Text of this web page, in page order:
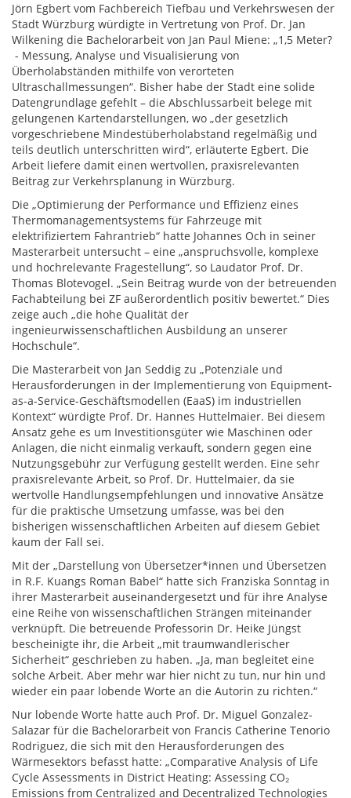
Jörn Egbert vom Fachbereich Tiefbau und Verkehrswesen der
Stadt Würzburg würdigte in Vertretung von Prof. Dr. Jan
Wilkening die Bachelorarbeit von Jan Paul Miene: „1,5 Meter?
- Messung, Analyse und Visualisierung von
Überholabständen mithilfe von verorteten
Ultraschallmessungen“. Bisher habe der Stadt eine solide
Datengrundlage gefehlt – die Abschlussarbeit belege mit
gelungenen Kartendarstellungen, wo „der gesetzlich
vorgeschriebene Mindestüberholabstand regelmäßig und
teils deutlich unterschritten wird“, erläuterte Egbert. Die
Arbeit liefere damit einen wertvollen, praxisrelevanten
Beitrag zur Verkehrsplanung in Würzburg.
Die „Optimierung der Performance und Effizienz eines
Thermomanagementsystems für Fahrzeuge mit
elektrifiziertem Fahrantrieb“ hatte Johannes Och in seiner
Masterarbeit untersucht – eine „anspruchsvolle, komplexe
und hochrelevante Fragestellung“, so Laudator Prof. Dr.
Thomas Blotevogel. „Sein Beitrag wurde von der betreuenden
Fachabteilung bei ZF außerordentlich positiv bewertet.“ Dies
zeige auch „die hohe Qualität der
ingenieurwissenschaftlichen Ausbildung an unserer
Hochschule“.
Die Masterarbeit von Jan Seddig zu „Potenziale und
Herausforderungen in der Implementierung von Equipment-
as-a-Service-Geschäftsmodellen (EaaS) im industriellen
Kontext“ würdigte Prof. Dr. Hannes Huttelmaier. Bei diesem
Ansatz gehe es um Investitionsgüter wie Maschinen oder
Anlagen, die nicht einmalig verkauft, sondern gegen eine
Nutzungsgebühr zur Verfügung gestellt werden. Eine sehr
praxisrelevante Arbeit, so Prof. Dr. Huttelmaier, da sie
wertvolle Handlungsempfehlungen und innovative Ansätze
für die praktische Umsetzung umfasse, was bei den
bisherigen wissenschaftlichen Arbeiten auf diesem Gebiet
kaum der Fall sei.
Mit der „Darstellung von Übersetzer*innen und Übersetzen
in R.F. Kuangs Roman Babel“ hatte sich Franziska Sonntag in
ihrer Masterarbeit auseinandergesetzt und für ihre Analyse
eine Reihe von wissenschaftlichen Strängen miteinander
verknüpft. Die betreuende Professorin Dr. Heike Jüngst
bescheinigte ihr, die Arbeit „mit traumwandlerischer
Sicherheit“ geschrieben zu haben. „Ja, man begleitet eine
solche Arbeit. Aber mehr war hier nicht zu tun, nur hin und
wieder ein paar lobende Worte an die Autorin zu richten.“
Nur lobende Worte hatte auch Prof. Dr. Miguel Gonzalez-
Salazar für die Bachelorarbeit von Francis Catherine Tenorio
Rodriguez, die sich mit den Herausforderungen des
Wärmesektors befasst hatte: „Comparative Analysis of Life
Cycle Assessments in District Heating: Assessing CO₂
Emissions from Centralized and Decentralized Technologies